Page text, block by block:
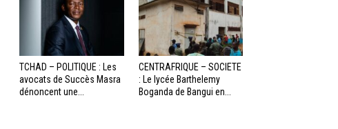
TCHAD – POLITIQUE : Les
avocats de Succès Masra
dénoncent une...
CENTRAFRIQUE – SOCIETE
: Le lycée Barthelemy
Boganda de Bangui en...